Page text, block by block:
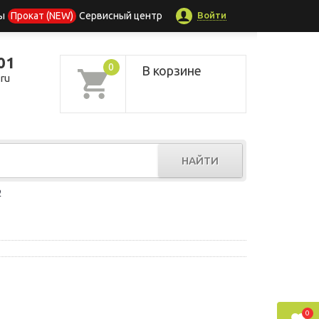
Прокат (NEW) Сервисный центр Войти
0 В корзине
НАЙТИ
0